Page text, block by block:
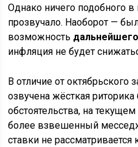
Однако ничего подобного
прозвучало. Наоборот —
возможность
инфляция не будет
В отличие от октябрьского
озвучена жёсткая
обстоятельства, на
более взвешенный
ставки не